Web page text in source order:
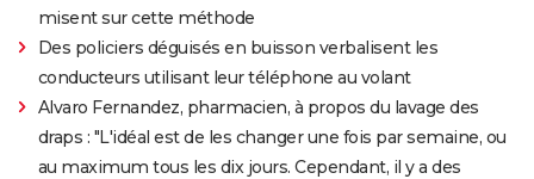
misent sur cette méthode
Des policiers déguisés en buisson verbalisent les
conducteurs utilisant leur téléphone au volant
Alvaro Fernandez, pharmacien, à propos du lavage des
draps : "L'idéal est de les changer une fois par semaine, ou
au maximum tous les dix jours. Cependant, il y a des